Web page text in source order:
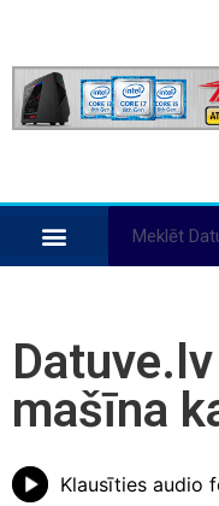
mašīna
Klausīties audio